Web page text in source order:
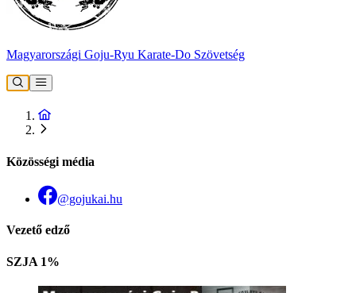
Magyarországi Goju-Ryu Karate-Do Szövetség
Közösségi média
@gojukai.hu
Vezető edző
SZJA 1%